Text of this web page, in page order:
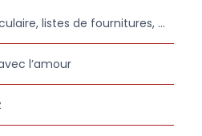
listes de fournitures, …
l’amour